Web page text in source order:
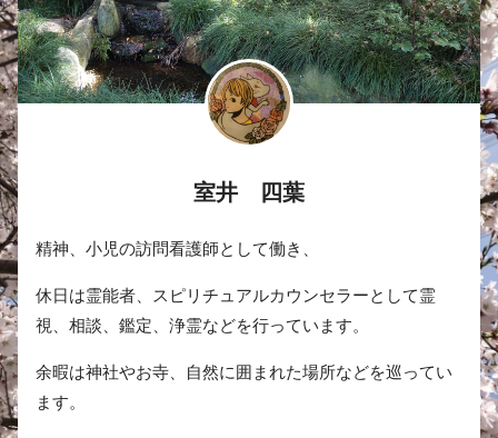
室井 四葉
精神、小児の訪問看護師として働き、
休日は霊能者、スピリチュアルカウンセラーとして霊
視、相談、鑑定、浄霊などを行っています。
余暇は神社やお寺、自然に囲まれた場所などを巡ってい
ます。